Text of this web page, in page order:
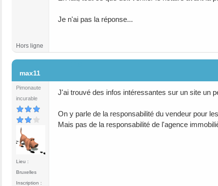
Je n'ai pas la réponse...
Hors ligne
max11
Pimonaute
incurable
Lieu :
Bruxelles
Inscription :
J'ai trouvé des infos intéressantes sur un site un
On y parle de la responsabilité du vendeur pour
Mais pas de la responsabilité de l'agence